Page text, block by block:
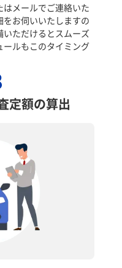
メールでご連絡いた
をお伺いいたしますの
ただけるとスムーズ
ルもこのタイミング
定額の算出